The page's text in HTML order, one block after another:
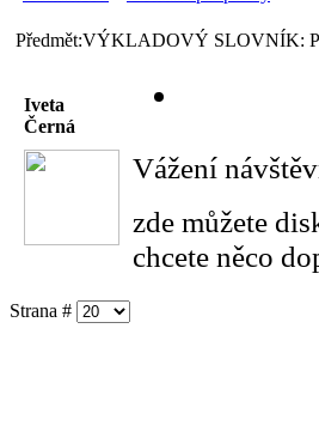
Předmět:VÝKLADOVÝ SLOVNÍK:
Iveta
Černá
Vážení
zde můžete
chcete něco
Strana #